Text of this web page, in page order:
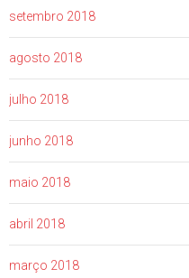
setembro 2018
agosto 2018
julho 2018
junho 2018
maio 2018
abril 2018
março 2018